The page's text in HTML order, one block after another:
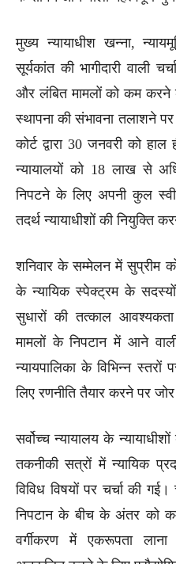
मुख्य न्यायाधीश खन्ना,
सूर्यकांत की भागीदारी वाली
और लंबित मामलों को कम करने
स्थापना की संभावना तलाशने
कोर्ट द्वारा 30 जनवरी को
न्यायालयों को 18 लाख से
निपटने के लिए अपनी कुल
तदर्थ न्यायाधीशों की नियुक्ति
शनिवार के सम्मेलन में सुप्रीम
के न्यायिक स्पेक्ट्रम के
सुधारों की तत्काल
मामलों के निपटान में आने
न्यायपालिका के विभिन्न
लिए रणनीति तैयार करने पर जोर
सर्वोच्च न्यायालय के
तकनीकी सत्रों में न्यायिक
विविध विषयों पर चर्चा की
निपटान के बीच के अंतर को
वर्गीकरण में एकरूपता